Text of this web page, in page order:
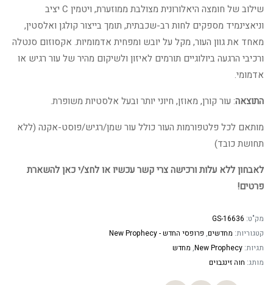
שילוב של חומצה היאלורונית מצולבת ממוזערת, ויטמין C יציב
וניאצינמיד מספקים לחות רב-שכבתית, תומך בייצור קולגן ואלסטין,
מאחד את גוון העור, מקל על יובש ומפחית אדמומיות. אקסוזום סנטלה
ורכיבי הרגעה ביולוגיים תורמים לאיזון ולשיקום מהיר של עור רגיש או
אדמומי.
התוצאה: עור קורן, מאוזן, חיוני יותר ובעל אלסטיות משופרת.
מותאם לכל פלטפורמות העור כולל עור שמן/רגיש/פוסט-אקנה (ללא
תחושת כובד)
לאבחון ללא עלות ורכישה צרי קשר עכשיו או לחצ/י כאן להשארת
פרטים!
מק"ט: GS-16636
קטגוריות: מחדשים, פרופסי החדש - New Prophecy
תגיות: New Prophecy
, מחדש
מותג: חוה זינגבוים